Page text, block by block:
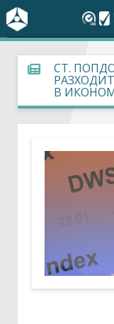
За БСК
На фокус
Социален диалог
Проекти
СТ.
В